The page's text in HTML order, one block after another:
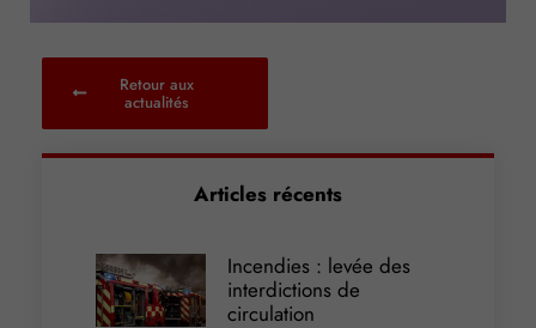
Retour aux
actualités
Articles récents
Incendies : levée des
interdictions de
circulation